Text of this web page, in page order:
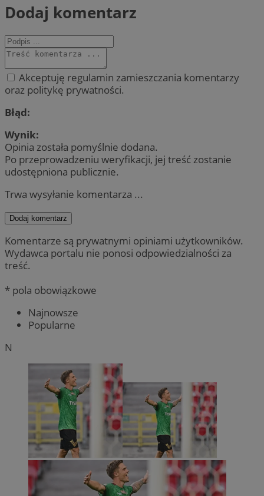
Dodaj komentarz
Akceptuję regulamin zamieszczania komentarzy
oraz politykę prywatności.
Błąd:
Wynik:
Opinia została pomyślnie dodana.
Po przeprowadzeniu weryfikacji, jej treść zostanie
udostępniona publicznie.
Trwa wysyłanie komentarza ...
Dodaj komentarz
Komentarze są prywatnymi opiniami użytkowników.
Wydawca portalu nie ponosi odpowiedzialności za
treść.
* pola obowiązkowe
Najnowsze
Popularne
N